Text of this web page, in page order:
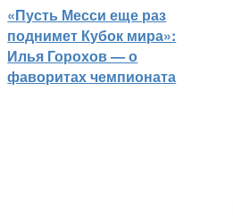
«Пусть Месси еще раз
поднимет Кубок мира»:
Илья Горохов — о
фаворитах чемпионата